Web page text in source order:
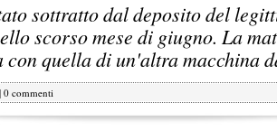
sottratto dal deposito del
scorso mese di giugno. La
con quella di un'altra macchina
0 commenti